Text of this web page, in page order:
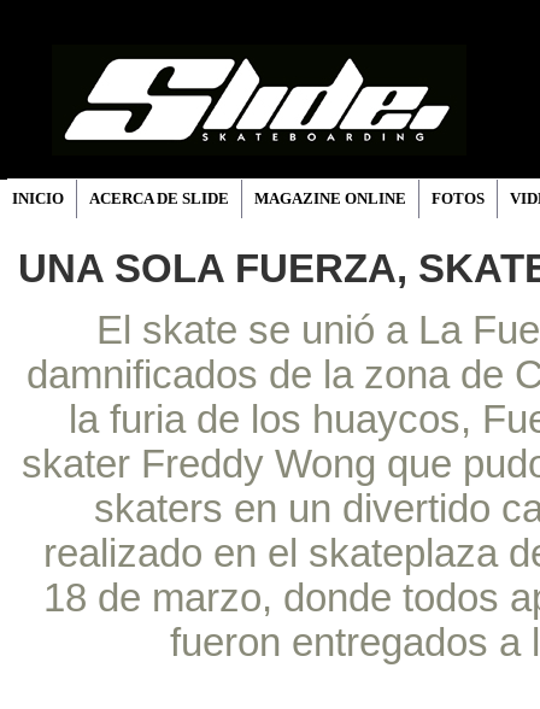
INICIO ACERCA DE SLIDE MAGAZINE ONLINE FOTOS
UNA SOLA FUERZA,
El skate se unió a La
damnificados de la zona de
la furia de los huaycos,
skater Freddy Wong que
skaters en un divertido
realizado en el skateplaza
18 de marzo, donde todos
fueron entregados